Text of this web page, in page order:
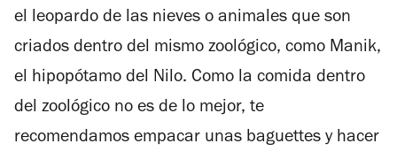
el leopardo de las nieves o animales que son
criados dentro del mismo zoológico, como Manik,
el hipopótamo del Nilo. Como la comida dentro
del zoológico no es de lo mejor, te
recomendamos empacar unas baguettes y hacer